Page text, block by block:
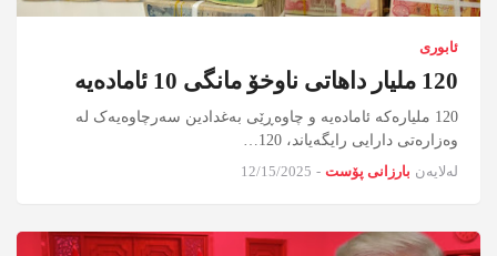
ئابوری
120 ملیار داهاتی ناوخۆ مانگی 10 ئامادەیە
120 ملیارەکە ئامادەیە و چاوەڕێی بەغدادین سەرچاوەیەک لە
وەزارەتی دارایی رایگەیاند، 120…
لەلایەن بارزانی پۆست -
12/15/2025